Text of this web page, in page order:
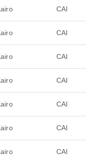
CAI
CAI
CAI
CAI
CAI
CAI
CAI